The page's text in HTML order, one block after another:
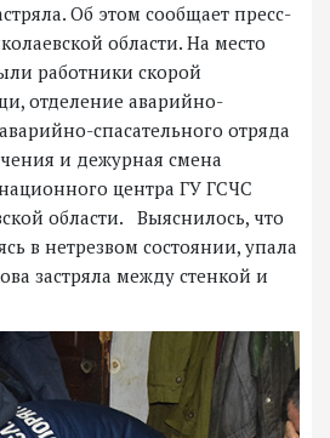
Об этом сообщает пресс-
области. На место
работники скорой
отделение аварийно-
спасательного отряда
и дежурная смена
центра ГУ ГСЧС
области. Выяснилось, что
в нетрезвом состоянии, упала
застряла между стенкой и